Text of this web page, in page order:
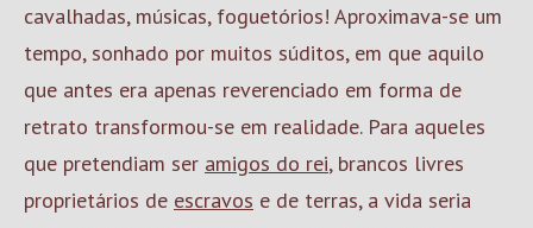
cavalhadas, músicas, foguetórios! Aproximava-se um
tempo, sonhado por muitos súditos, em que aquilo
que antes era apenas reverenciado em forma de
retrato transformou-se em realidade. Para aqueles
que pretendiam ser amigos do rei, brancos livres
proprietários de escravos e de terras, a vida seria